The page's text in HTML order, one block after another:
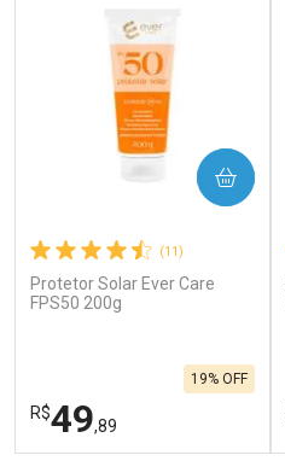
(11)
Protetor Solar Ever Care
FPS50 200g
R$49,89
19% OFF
COMPRAR